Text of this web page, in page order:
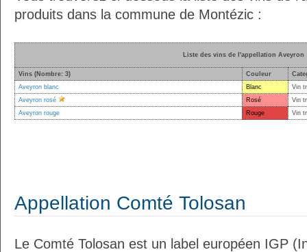
produits dans la commune de Montézic :
Liste des vins de l'appellation Aveyron
Vins (Nombre: 3) Couleur
Aveyron blanc
Blanc
Vin
Aveyron rosé
Rosé
Vin
Aveyron rouge
Rouge Vin
Appellation Comté Tolosan
Le Comté Tolosan est un label européen IGP